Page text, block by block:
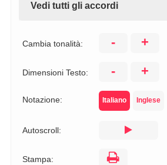
Vedi tutti gli accordi
Cambia tonalità: - +
Dimensioni Testo: - +
Notazione: Italiano Inglese
Autoscroll:
Stampa: